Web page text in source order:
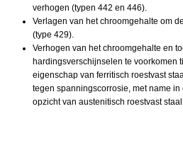
verhogen (typen 442 en 446).
Verlagen van het chroomgehalte om
(type 429).
Verhogen van het chroomgehalte en
hardingsverschijnselen te voorkomen
eigenschap van ferritisch roestvast
tegen spanningscorrosie, met name
opzicht van austenitisch roestvast staal.